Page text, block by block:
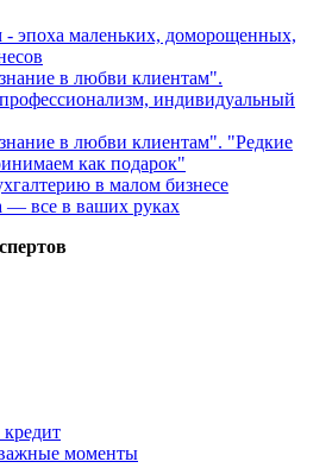
эпоха маленьких, доморощенных,
в любви клиентам".
индивидуальный
в любви клиентам". "Редкие
как подарок"
в малом бизнесе
— все в ваших руках
моменты